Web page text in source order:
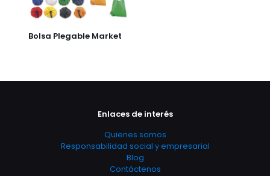
Bolsa Plegable Market
Enlaces de interés
Quienes somos
Responsabilidad social y empresarial
Blog
Contáctenos